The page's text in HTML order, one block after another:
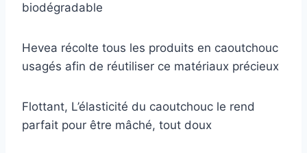
biodégradable
Hevea récolte tous les produits en caoutchouc
usagés afin de réutiliser ce matériaux précieux
Flottant, L’élasticité du caoutchouc le rend
parfait pour être mâché, tout doux